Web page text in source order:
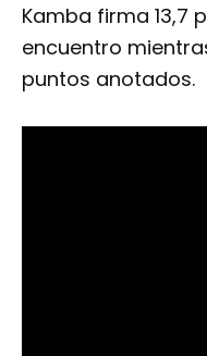
Kamba firma 13,7
encuentro
puntos anotados.